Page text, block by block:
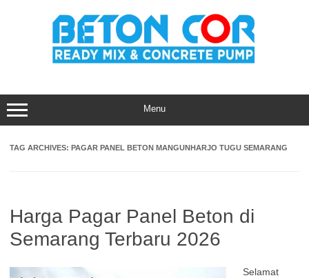
Menu
TAG ARCHIVES: PAGAR PANEL BETON MANGUNHARJO TUGU SEMARANG
Harga Pagar Panel Beton di
Semarang Terbaru 2026
Selamat